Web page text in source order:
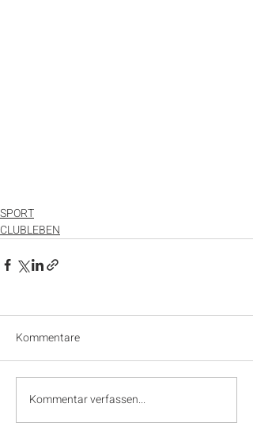
SPORT
CLUBLEBEN
Kommentare
Kommentar verfassen...